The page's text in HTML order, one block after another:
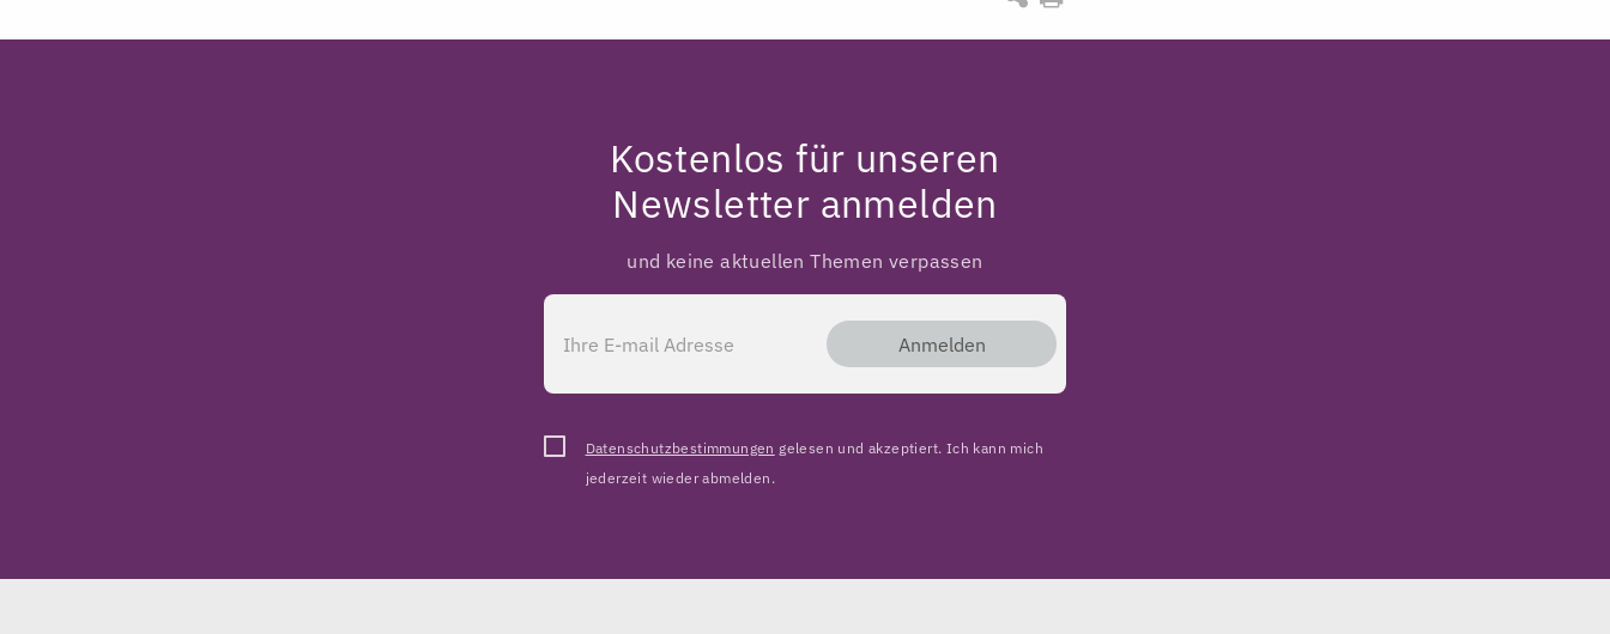
Kostenlos für unseren
Newsletter anmelden
und keine aktuellen Themen verpassen
Anmelden
Datenschutzbestimmungen gelesen und akzeptiert. Ich kann mich
jederzeit wieder abmelden.